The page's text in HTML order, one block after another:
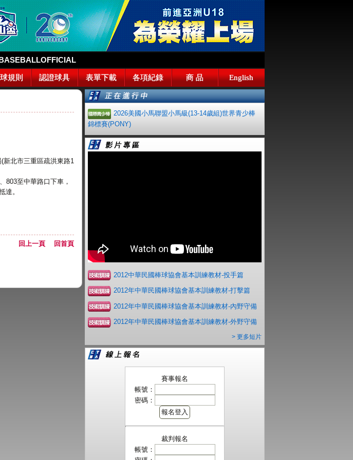
規則 認證球具 表單下載 各項紀錄 商 品 English
新北市三重區疏洪東路1
803至中華路口下車，
達。
回上一頁 回首頁
2026美國小馬聯盟小馬級(13-14歲組)世界青少棒
錦標賽(PONY)
2012中華民國棒球協會基本訓練教材-投手篇
2012年中華民國棒球協會基本訓練教材-打擊篇
2012年中華民國棒球協會基本訓練教材-內野守備
2012年中華民國棒球協會基本訓練教材-外野守備
> 更多短片
賽事報名
帳號：
密碼：
裁判報名
帳號：